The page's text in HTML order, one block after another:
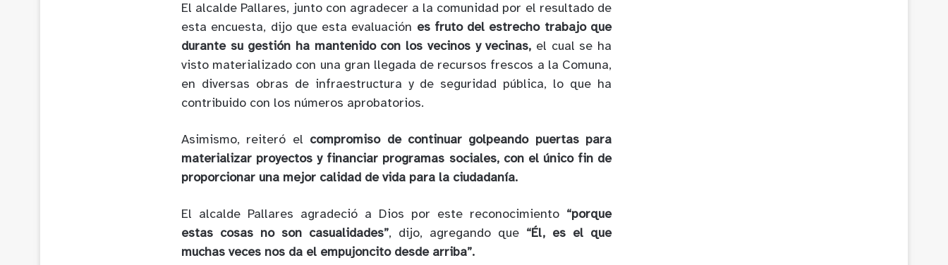
El alcalde Pallares, junto con agradecer a la comunidad por el resultado de
esta encuesta, dijo que esta evaluación es fruto del estrecho trabajo que
durante su gestión ha mantenido con los vecinos y vecinas, el cual se ha
visto materializado con una gran llegada de recursos frescos a la Comuna,
en diversas obras de infraestructura y de seguridad pública, lo que ha
contribuido con los números aprobatorios.
Asimismo, reiteró el compromiso de continuar golpeando puertas para
materializar proyectos y financiar programas sociales, con el único fin de
proporcionar una mejor calidad de vida para la ciudadanía.
El alcalde Pallares agradeció a Dios por este reconocimiento “porque
estas cosas no son casualidades”, dijo, agregando que “Él, es el que
muchas veces nos da el empujoncito desde arriba”.